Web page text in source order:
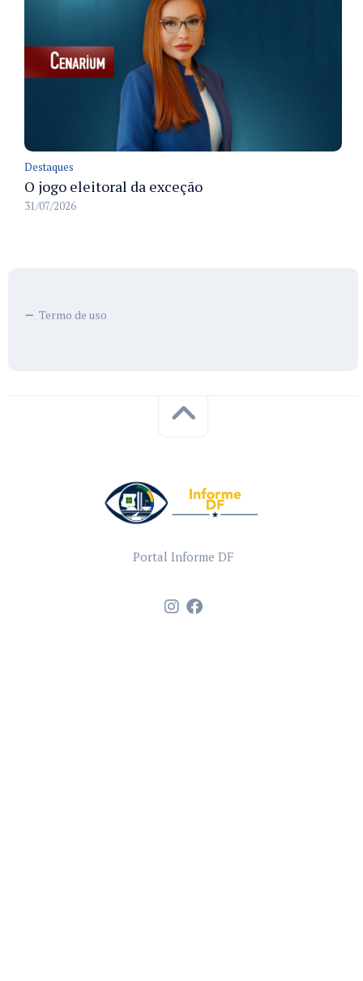
Destaques
O jogo eleitoral da exceção
31/07/2026
Termo de uso
Portal Informe DF